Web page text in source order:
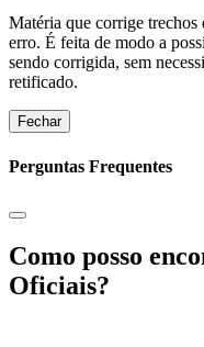
Matéria que corrige trechos
erro. É feita de modo a
sendo corrigida, sem
retificado.
Fechar
Perguntas Frequentes
Como posso
Oficiais?